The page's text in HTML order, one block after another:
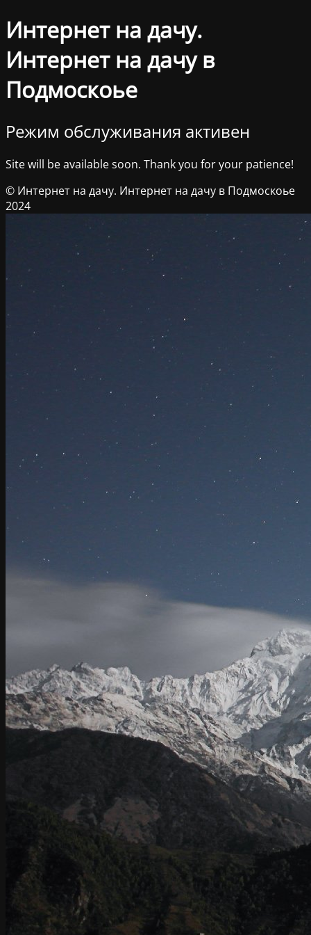
Интернет на дачу.
Интернет на дачу в
Подмоскоье
Режим обслуживания активен
Site will be available soon. Thank you for your patience!
© Интернет на дачу. Интернет на дачу в Подмоскоье
2024